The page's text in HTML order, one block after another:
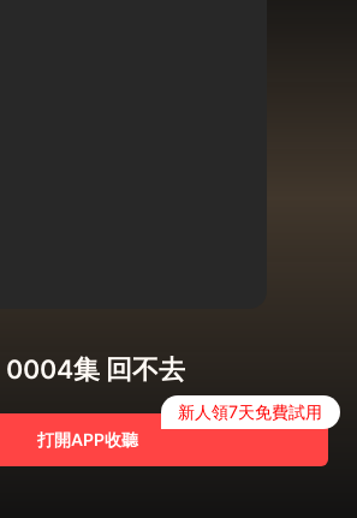
0004集 回不去
打開APP收聽
新人領7天免費試用